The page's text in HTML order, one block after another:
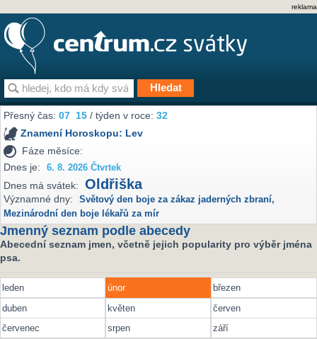
reklama
Přesný čas:07 15 / týden v roce:32
Znamení Horoskopu: Lev
Fáze měsíce:
Dnes je:
6. 8. 2026 Čtvrtek
Dnes má svátek: Oldřiška
Významné dny: Světový den boje za zákaz jaderných zbraní,
Mezinárodní den boje lékařů za mír
Jmenný seznam podle abecedy
Abecední seznam jmen, včetně jejich popularity pro výběr jména
psa.
leden únor
březen
duben
květen
červen
červenec
srpen
září